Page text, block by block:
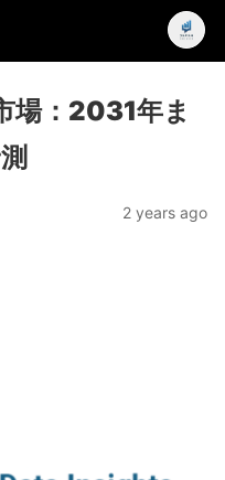
場：2031年ま
2 years ago